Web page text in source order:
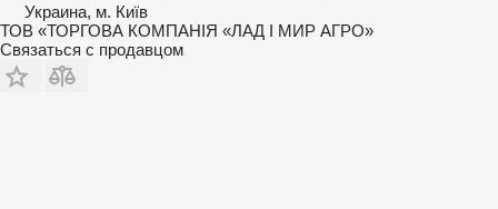
Украина, м. Київ
ТОВ «ТОРГОВА КОМПАНІЯ «ЛАД І МИР АГРО»
Связаться с продавцом